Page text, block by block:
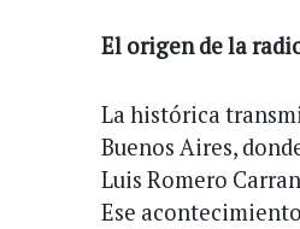
El origen de la
La histórica
Buenos Aires,
Luis Romero
Ese